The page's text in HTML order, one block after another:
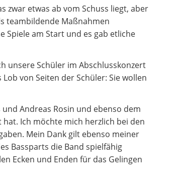
zwar etwas ab vom Schuss liegt, aber
teambildende Maßnahmen
Spiele am Start und es gab etliche
unsere Schüler im Abschlusskonzert
von Seiten der Schüler: Sie wollen
Andreas Rosin und ebenso dem
Ich möchte mich herzlich bei den
Mein Dank gilt ebenso meiner
Bassparts die Band spielfähig
Ecken und Enden für das Gelingen